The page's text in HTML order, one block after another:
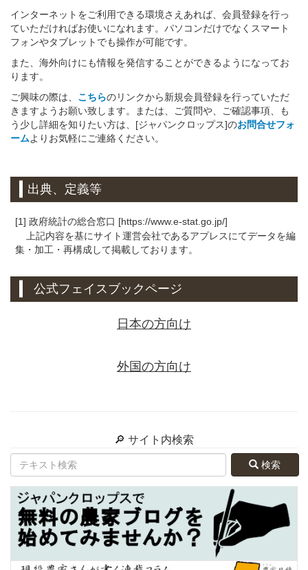
インターネットをご利用できる環境さえあれば、会員登録を行っ
ていただければお使いになれます。パソコンだけでなくスマート
フォンやタブレットでも操作が可能です。
また、海外向けにも情報を発信することができるようになってお
ります。
ご興味の際は、 こちらのリンクから新規会員登録を行っていただ
きますようお願い致します。または、ご質問や、ご確認事項、も
う少し詳細を知りたい方は、[ジャパンクロップス]のお問合せフォ
ームよりお気軽にご連絡ください。
出典、定義等
[1] 政府統計の総合窓口 [https://www.e-stat.go.jp/]
上記内容を基にサイト運営会社であるアプレスにてデータを編
集・加工・再構成して掲載しております。
公式フェイスブックページ
日本の方向け
外国の方向け
🔎 サイト内検索
検索